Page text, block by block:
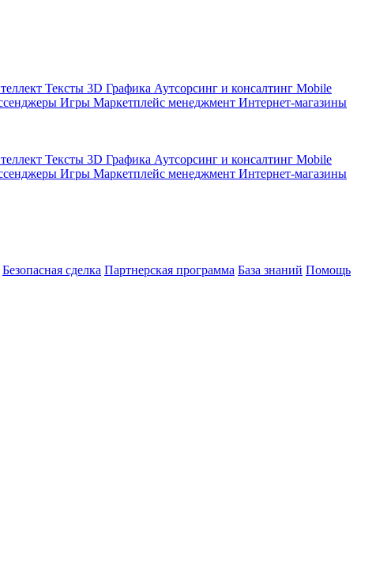
Тексты 3D Графика Аутсорсинг и консалтинг Mobile
Игры Маркетплейс менеджмент Интернет-магазины
Тексты 3D Графика Аутсорсинг и консалтинг Mobile
Игры Маркетплейс менеджмент Интернет-магазины
Безопасная сделка Партнерская программа База знаний Помощь